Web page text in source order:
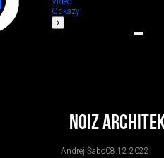
Odkazy
NOIZ
Andrej Šabo08.12.2022